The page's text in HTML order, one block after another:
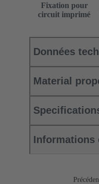
Fixation pour
circuit imprimé
Données
Material
Informations